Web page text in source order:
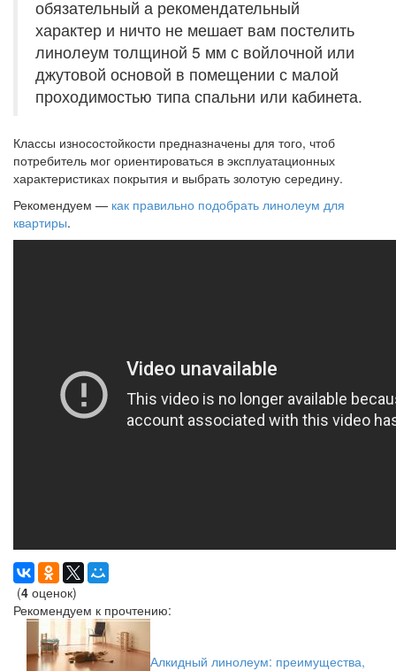
обязательный а рекомендательный
характер и ничто не мешает вам постелить
линолеум толщиной 5 мм с войлочной или
джутовой основой в помещении с малой
проходимостью типа спальни или кабинета.
Классы износостойкости предназначены для того, чтоб
потребитель мог ориентироваться в эксплуатационных
характеристиках покрытия и выбрать золотую середину.
Рекомендуем — как правильно подобрать линолеум для
квартиры.
(4 оценок)
Рекомендуем к прочтению:
Алкидный линолеум: преимущества,